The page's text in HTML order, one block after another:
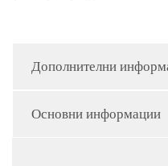
Дополнителни
Основни информации